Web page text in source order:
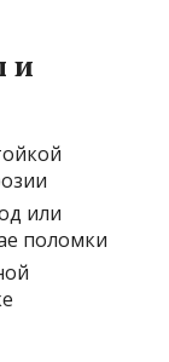
и
или
поломки